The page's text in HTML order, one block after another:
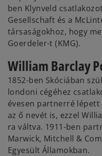
ben Klynveld
Gesellschaft és a
társaságokhoz, hogy
Goerdeler-t (KMG).
William Barclay
1852-ben Skóciában
londoni cégéhez
évesen partnerré lépett
az ő nevét is, ezzel
ra váltva. 1911-ben
Marwick, Mitchell &
Egyesült Államokban.